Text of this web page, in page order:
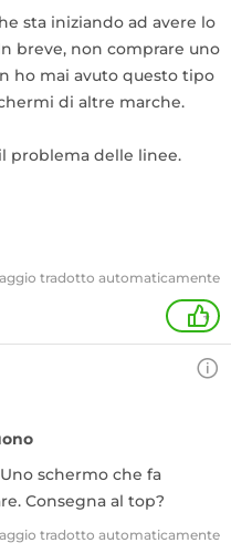
sta iniziando ad avere lo
breve, non comprare uno
ho mai avuto questo tipo
di altre marche.
problema delle linee.
tradotto automaticamente
+
schermo che fa
Consegna al top?
tradotto automaticamente